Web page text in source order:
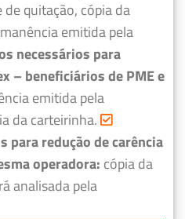
quitação, cópia da
emitida pela
necessários para
– beneficiários de PME e
emitida pela
da carteirinha.
para redução de carência
operadora: cópia da
analisada pela